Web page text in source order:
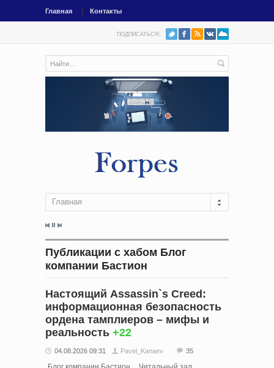
Главная Контакты
ПОДПИСАТЬСЯ:
Главная
Публикации с хабом Блог
компании Бастион
Настоящий Assassin`s Creed:
информационная безопасность
ордена тамплиеров – мифы и
реальность +22
04.08.2026 09:31 Pavel_Kanaev 35